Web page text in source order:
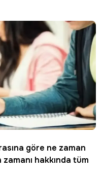
göre ne zaman
hakkında tüm